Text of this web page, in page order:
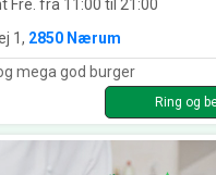
Fre. fra 11:00 til 21:00
1, 2850 Nærum
mega god burger
Ring og